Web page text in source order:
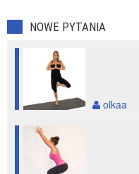
NOWE PYTANIA
olkaa